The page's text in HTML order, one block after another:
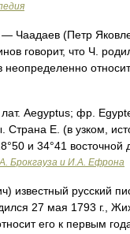
— Чаадаев (Петр
говорит, что Ч.
Aegyptus; фр.
Страна Е. (в узком,
и 34°41 восточной
Брокгауза и И.А. Ефрона
известный русский
27 мая 1793 г.,
его к первым